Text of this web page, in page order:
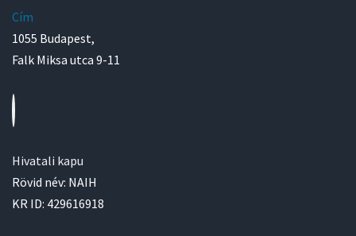
Cím
1055 Budapest,
Falk Miksa utca 9-11
Hivatali kapu
Rövid név: NAIH
KR ID: 429616918